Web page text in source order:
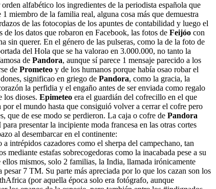
alfabético los ingredientes de la periodista española que
miembro de la familia real, alguna cosa más que demuestra
de las fotocopias de los apuntes de contabilidad y luego el
los datos que robaron en Facebook, las fotos de Feijóo con
sin querer. En el género de las pulseras, como la de la foto de
del Hola que se ha valorao en 3.000.000, no tanto la
de Pandora, aunque sí parece 1 mensaje parecido a los
de Prometeo y de los humanos porque había osao robar el
significao en griego de Pandora, como la gracia, la
la perfidia y el engaño antes de ser enviada como regalo
los dioses. Epimeteo era el guardián del cofrecillo en el que
por el mundo hasta que consiguió volver a cerrar el cofre pero
que de ese modo se perdieron. La caja o cofre de Pandora
presentar la incipiente moda francesa en las otras cortes
al desembarcar en el continente:
intrépidos cazadores como el sherpa del campechano, tan
mediante estafas sobrecogedoras como la inacabada pese a su
mismos, solo 2 familias, la India, llamada irónicamente
7 TM. Su parte más apreciada por lo que los cazan son los
(por aquella época solo era fotógrafo, aunque